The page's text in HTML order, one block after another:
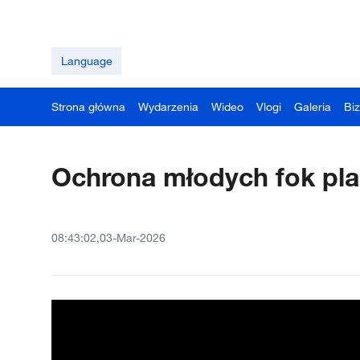
Language
Strona główna Wydarzenia Wideo Vlogi Galeria
Ochrona młodych fok
08:43:02,03-Mar-2026